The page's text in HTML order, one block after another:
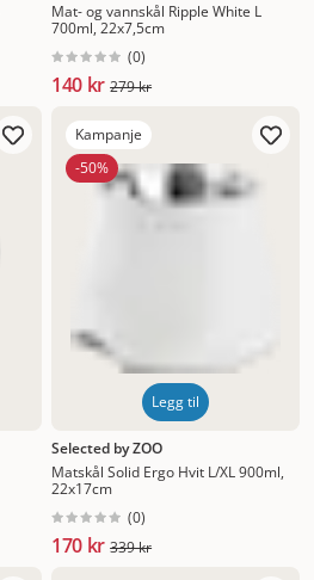
Mat- og vannskål Ripple White L
700ml, 22x7,5cm
(0)
140 kr 279 kr
Kampanje
-50%
Legg til
Selected by ZOO
Matskål Solid Ergo Hvit L/XL 900ml,
22x17cm
(0)
170 kr 339 kr